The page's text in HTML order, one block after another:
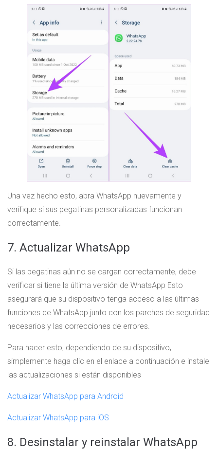
Una vez hecho esto, abra WhatsApp nuevamente y
verifique si sus pegatinas personalizadas funcionan
correctamente.
7. Actualizar WhatsApp
Si las pegatinas aún no se cargan correctamente, debe
verificar si tiene la última versión de WhatsApp Esto
asegurará que su dispositivo tenga acceso a las últimas
funciones de WhatsApp junto con los parches de seguridad
necesarios y las correcciones de errores.
Para hacer esto, dependiendo de su dispositivo,
simplemente haga clic en el enlace a continuación e instale
las actualizaciones si están disponibles
Actualizar WhatsApp para Android
Actualizar WhatsApp para iOS
8. Desinstalar y reinstalar WhatsApp